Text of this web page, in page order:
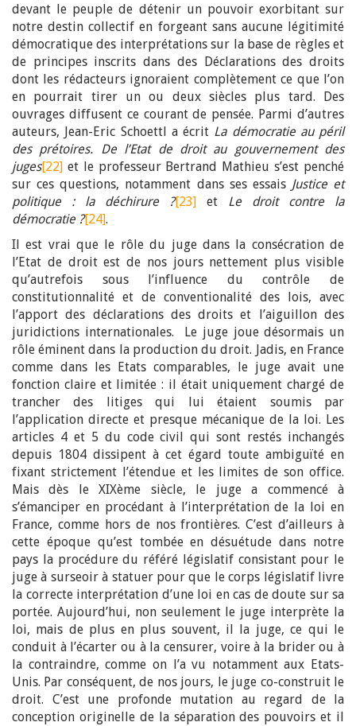
devant le peuple de détenir un pouvoir exorbitant sur
notre destin collectif en forgeant sans aucune légitimité
démocratique des interprétations sur la base de règles et
de principes inscrits dans des Déclarations des droits
dont les rédacteurs ignoraient complètement ce que l’on
en pourrait tirer un ou deux siècles plus tard. Des
ouvrages diffusent ce courant de pensée. Parmi d’autres
auteurs, Jean-Eric Schoettl a écrit La démocratie au péril
des prétoires. De l’Etat de droit au gouvernement des
juges[22] et le professeur Bertrand Mathieu s’est penché
sur ces questions, notamment dans ses essais Justice et
politique : la déchirure ?[23] et Le droit contre la
démocratie ?[24].
Il est vrai que le rôle du juge dans la consécration de
l’Etat de droit est de nos jours nettement plus visible
qu’autrefois sous l’influence du contrôle de
constitutionnalité et de conventionalité des lois, avec
l’apport des déclarations des droits et l’aiguillon des
juridictions internationales. Le juge joue désormais un
rôle éminent dans la production du droit. Jadis, en France
comme dans les Etats comparables, le juge avait une
fonction claire et limitée : il était uniquement chargé de
trancher des litiges qui lui étaient soumis par
l’application directe et presque mécanique de la loi. Les
articles 4 et 5 du code civil qui sont restés inchangés
depuis 1804 dissipent à cet égard toute ambiguïté en
fixant strictement l’étendue et les limites de son office.
Mais dès le XIXème siècle, le juge a commencé à
s’émanciper en procédant à l’interprétation de la loi en
France, comme hors de nos frontières. C’est d’ailleurs à
cette époque qu’est tombée en désuétude dans notre
pays la procédure du référé législatif consistant pour le
juge à surseoir à statuer pour que le corps législatif livre
la correcte interprétation d’une loi en cas de doute sur sa
portée. Aujourd’hui, non seulement le juge interprète la
loi, mais de plus en plus souvent, il la juge, ce qui le
conduit à l’écarter ou à la censurer, voire à la brider ou à
la contraindre, comme on l’a vu notamment aux Etats-
Unis. Par conséquent, de nos jours, le juge co-construit le
droit. C’est une profonde mutation au regard de la
conception originelle de la séparation des pouvoirs et il